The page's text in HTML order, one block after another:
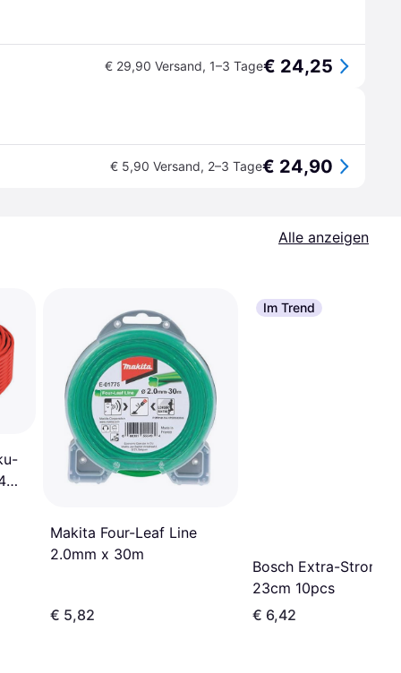
€ 29,90 Versand, 1–3 Tage€ 24,25
€ 5,90 Versand, 2–3 Tage€ 24,90
Alle anzeigen
Makita Four-Leaf Line
2.0mm x 30m
€ 5,82
Im Trend
Bosch Extra-Strong
23cm 10pcs
€ 6,42